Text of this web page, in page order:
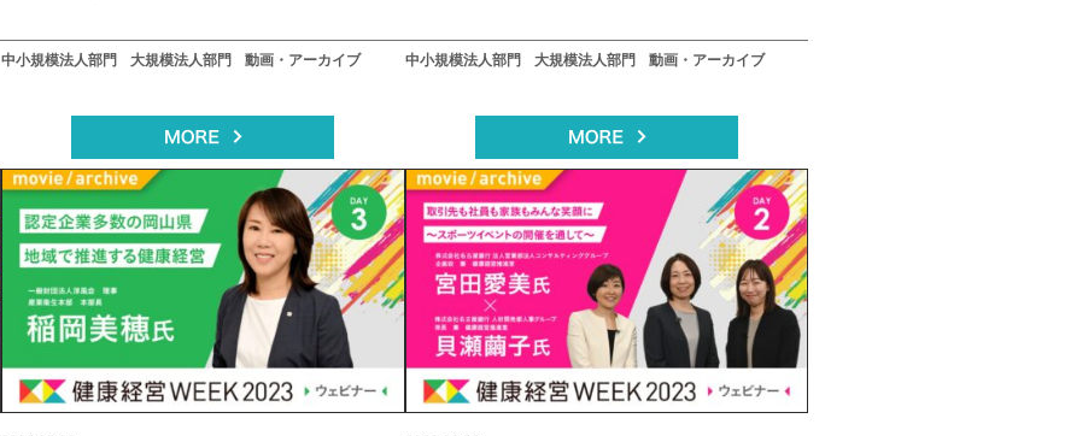
中小規模法人部門 大規模法人部門 動画・アーカイブ 中小規模法人部門 大規模法人部門 動画・アーカイブ